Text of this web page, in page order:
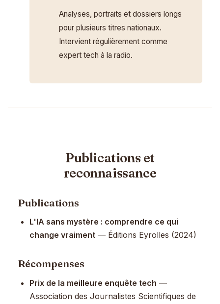
Analyses, portraits et dossiers longs
pour plusieurs titres nationaux.
Intervient régulièrement comme
expert tech à la radio.
Publications et
reconnaissance
Publications
L'IA sans mystère : comprendre ce qui
change vraiment — Éditions Eyrolles (2024)
Récompenses
Prix de la meilleure enquête tech —
Association des Journalistes Scientifiques de